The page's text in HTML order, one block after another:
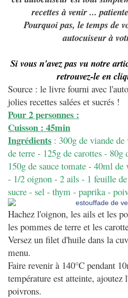
recettes à venir ...
Pourquoi pas, le temps de
autocuiseur à
Si vous n'avez pas vu notre
retrouvez-le en
Source : le livre fourni avec
jolies recettes salées et sucrés !
Pour 2 personnes :
Cuisson : 45min
Ingrédients : 300g de viande
de terre - 125g de carottes - 80g
150g de sauce tomate - 40ml
- 1/2 oignon - 2 ails - 1 feuille
sucre - sel - thym - paprika -
Hachez l'oignon, les ails et les
les pommes de terre et les
Versez un filet d'huile dans la
menu.
Faire revenir à 140°C pendant
température est atteinte, ajoutez
poivrons.